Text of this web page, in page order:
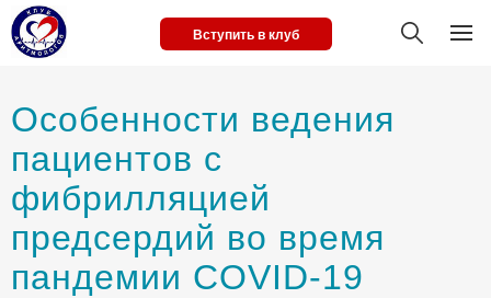
Вступить в клуб
Особенности ведения
пациентов с
фибрилляцией
предсердий во время
пандемии COVID-19